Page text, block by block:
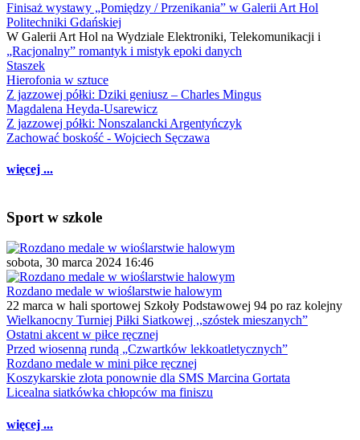
Finisaż wystawy „Pomiędzy / Przenikania” w Galerii Art Hol
Politechniki Gdańskiej
W Galerii Art Hol na Wydziale Elektroniki, Telekomunikacji i
„Racjonalny” romantyk i mistyk epoki danych
Staszek
Hierofonia w sztuce
Z jazzowej półki: Dziki geniusz – Charles Mingus
Magdalena Heyda-Usarewicz
Z jazzowej półki: Nonszalancki Argentyńczyk
Zachować boskość - Wojciech Sęczawa
więcej ...
Sport w szkole
sobota, 30 marca 2024 16:46
Rozdano medale w wioślarstwie halowym
22 marca w hali sportowej Szkoły Podstawowej 94 po raz kolejny
Wielkanocny Turniej Piłki Siatkowej ,,szóstek mieszanych”
Ostatni akcent w piłce ręcznej
Przed wiosenną rundą „Czwartków lekkoatletycznych”
Rozdano medale w mini piłce ręcznej
Koszykarskie złota ponownie dla SMS Marcina Gortata
Licealna siatkówka chłopców ma finiszu
więcej ...